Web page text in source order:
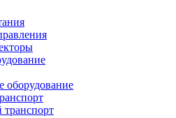
оборудование